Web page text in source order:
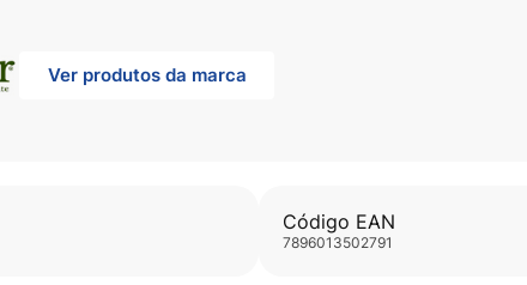
Ver produtos da marca
Código EAN
7896013502791